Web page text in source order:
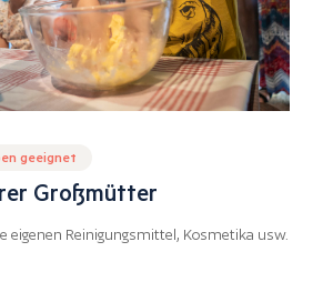
geeignet
Großmütter
eigenen Reinigungsmittel, Kosmetika usw.